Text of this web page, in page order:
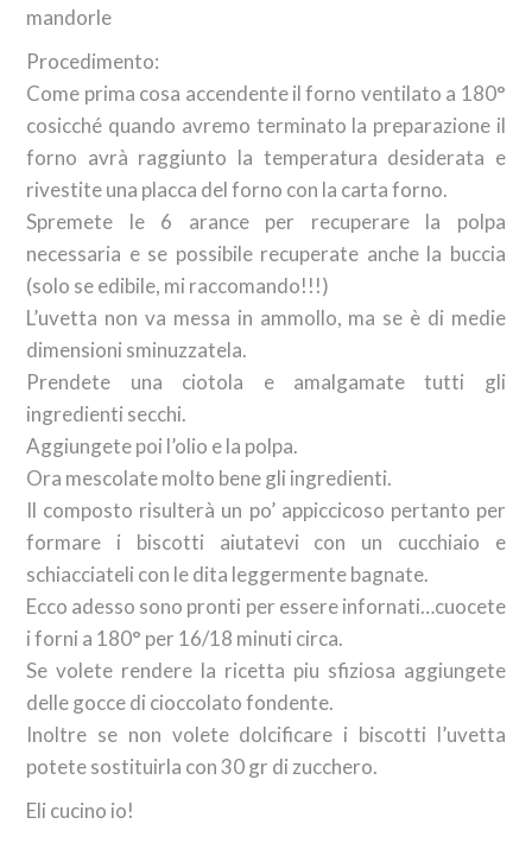
mandorle
Procedimento:
Come prima cosa accendente il forno ventilato a 180°
cosicché quando avremo terminato la preparazione il
forno avrà raggiunto la temperatura desiderata e
rivestite una placca del forno con la carta forno.
Spremete le 6 arance per recuperare la polpa
necessaria e se possibile recuperate anche la buccia
(solo se edibile, mi raccomando!!!)
L’uvetta non va messa in ammollo, ma se è di medie
dimensioni sminuzzatela.
Prendete una ciotola e amalgamate tutti gli
ingredienti secchi.
Aggiungete poi l’olio e la polpa.
Ora mescolate molto bene gli ingredienti.
Il composto risulterà un po’ appiccicoso pertanto per
formare i biscotti aiutatevi con un cucchiaio e
schiacciateli con le dita leggermente bagnate.
Ecco adesso sono pronti per essere infornati…cuocete
i forni a 180° per 16/18 minuti circa.
Se volete rendere la ricetta piu sfiziosa aggiungete
delle gocce di cioccolato fondente.
Inoltre se non volete dolcificare i biscotti l’uvetta
potete sostituirla con 30 gr di zucchero.
Eli cucino io!
Iscriviti alla Newsletter, riceverai il 10% di sconto sul
tuo primo abbonamento!
ISCRIVITI ORA